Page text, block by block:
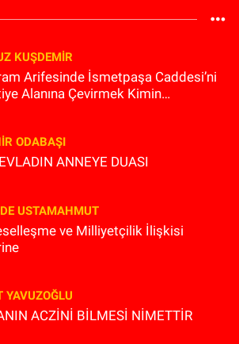
KUŞDEMIR
Arifesinde İsmetpaşa Caddesi’ni
Alanına Çevirmek Kimin
ODABAŞI
ANNEYE DUASI
USTAMAHMUT
ve Milliyetçilik İlişkisi
YAVUZOĞLU
ACZİNİ BİLMESİ NİMETTİR